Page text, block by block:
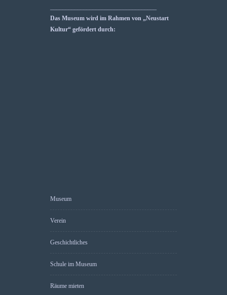
Das Museum wird im Rahmen von „Neustart
Kultur“ gefördert durch:
Museum
Verein
Geschichtliches
Schule im Museum
Räume mieten